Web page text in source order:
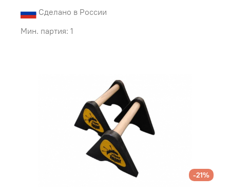
Сделано в России
Мин. партия: 1
-21%